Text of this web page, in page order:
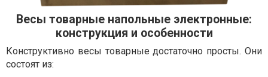
Весы товарные напольные электронные:
конструкция и особенности
Конструктивно весы товарные достаточно просты. Они
состоят из: